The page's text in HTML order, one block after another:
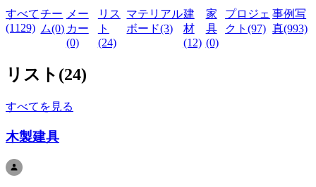
すべて
(1129)
チー
ム(0)
メー
カー
(0)
リス
ト
(24)
マテリアル
ボード(3)
建
材
(12)
家
具
(0)
プロジェ
クト(97)
事例写
真(993)
リスト (24)
すべてを見る
木製建具